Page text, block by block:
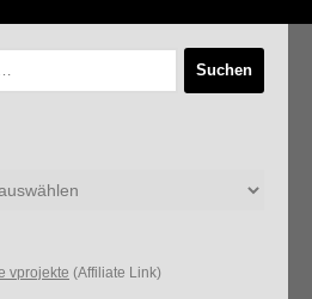
vprojekte (Affiliate Link)